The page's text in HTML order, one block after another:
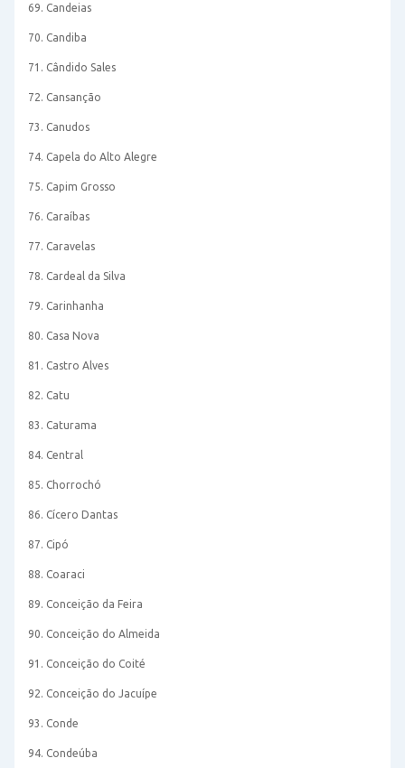
69. Candeias
70. Candiba
71. Cândido Sales
72. Cansanção
73. Canudos
74. Capela do Alto Alegre
75. Capim Grosso
76. Caraíbas
77. Caravelas
78. Cardeal da Silva
79. Carinhanha
80. Casa Nova
81. Castro Alves
82. Catu
83. Caturama
84. Central
85. Chorrochó
86. Cícero Dantas
87. Cipó
88. Coaraci
89. Conceição da Feira
90. Conceição do Almeida
91. Conceição do Coité
92. Conceição do Jacuípe
93. Conde
94. Condeúba